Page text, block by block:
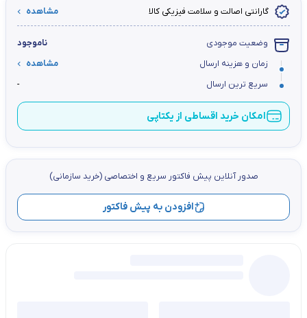
گارانتی اصالت و سلامت فیزیکی کالا مشاهده
وضعیت موجودی
ناموجود
زمان و هزینه ارسال
مشاهده
سریع ترین ارسال
-
امکان خرید اقساطی از یکتاپی
صدور آنلاین پيش فاكتور سریع و اختصاصي (خرید سازمانی)
افزودن به پیش فاکتور